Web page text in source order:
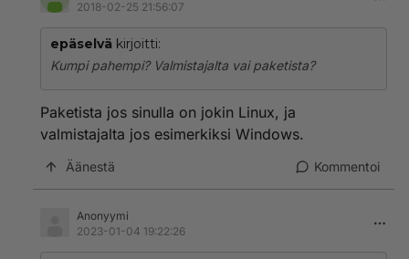
2018-02-25 21:56:07
epäselvä kirjoitti:
Kumpi pahempi? Valmistajalta vai paketista?
Paketista jos sinulla on jokin Linux, ja
valmistajalta jos esimerkiksi Windows.
Äänestä Kommentoi
Anonyymi
2023-01-04 19:22:26